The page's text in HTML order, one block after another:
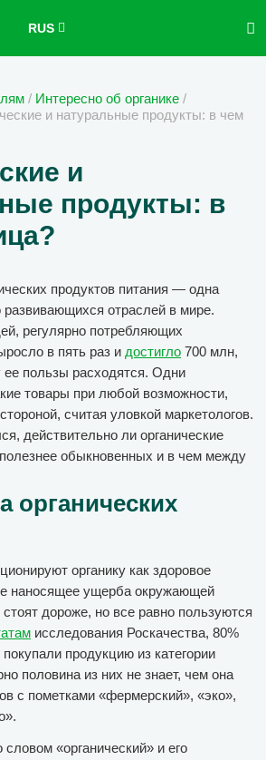
RUS
/ Интересно об органике /
и натуральные продукты: в чем
и
продукты: в
продуктов питания — одна
отраслей в мире.
регулярно потребляющих
в пять раз и достигло 700 млн,
ее пользы расходятся. Одни
товары при любой возможности,
считая уловкой маркетологов.
действительно ли органические
обыкновенных и в чем между
органических
органику как здоровое
наносящее ущерба окружающей
дороже, но все равно пользуются
исследования Роскачества, 80%
продукцию из категории
половина из них не знает, чем она
с пометками «фермерский», «эко»,
«органический» и его